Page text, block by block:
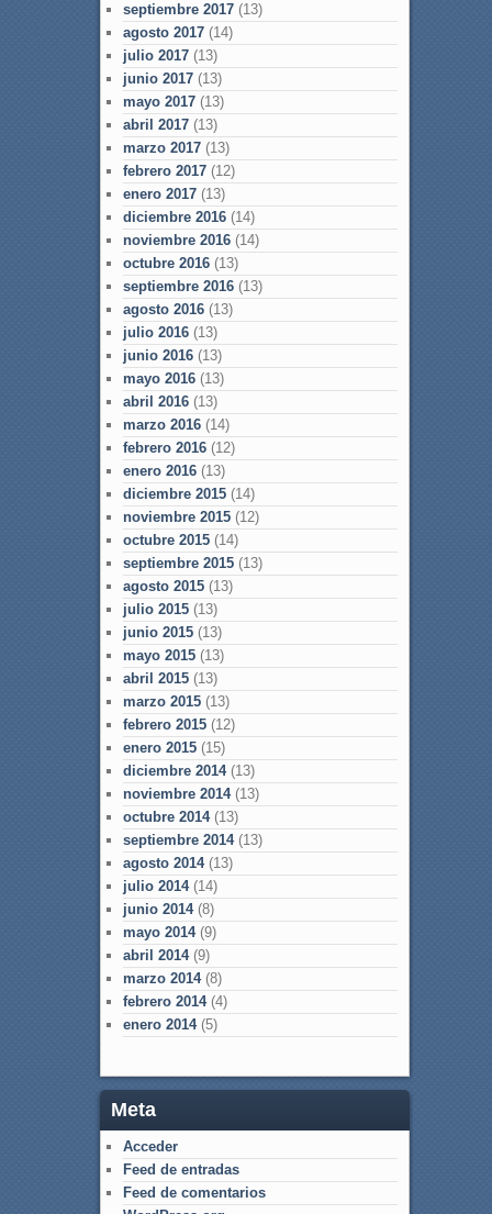
septiembre 2017(13)
agosto 2017(14)
julio 2017(13)
junio 2017(13)
mayo 2017(13)
abril 2017(13)
marzo 2017(13)
febrero 2017(12)
enero 2017(13)
diciembre 2016(14)
noviembre 2016(14)
octubre 2016(13)
septiembre 2016(13)
agosto 2016(13)
julio 2016(13)
junio 2016(13)
mayo 2016(13)
abril 2016(13)
marzo 2016(14)
febrero 2016(12)
enero 2016(13)
diciembre 2015(14)
noviembre 2015(12)
octubre 2015(14)
septiembre 2015(13)
agosto 2015(13)
julio 2015(13)
junio 2015(13)
mayo 2015(13)
abril 2015(13)
marzo 2015(13)
febrero 2015(12)
enero 2015(15)
diciembre 2014(13)
noviembre 2014(13)
octubre 2014(13)
septiembre 2014(13)
agosto 2014(13)
julio 2014(14)
junio 2014(8)
mayo 2014(9)
abril 2014(9)
marzo 2014(8)
febrero 2014(4)
enero 2014(5)
Meta
Acceder
Feed de entradas
Feed de comentarios